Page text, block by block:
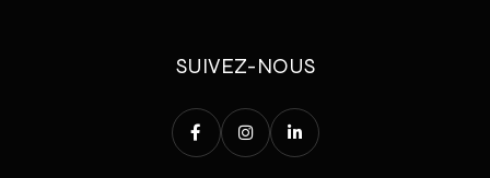
SUIVEZ-NOUS